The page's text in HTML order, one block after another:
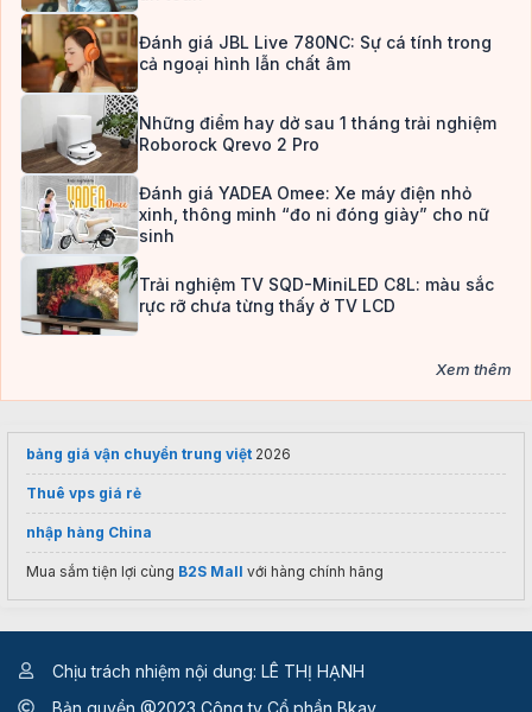
Đánh giá JBL Live 780NC: Sự cá tính trong
cả ngoại hình lẫn chất âm
Những điểm hay dở sau 1 tháng trải nghiệm
Roborock Qrevo 2 Pro
Đánh giá YADEA Omee: Xe máy điện nhỏ
xinh, thông minh “đo ni đóng giày” cho nữ
sinh
Trải nghiệm TV SQD-MiniLED C8L: màu sắc
rực rỡ chưa từng thấy ở TV LCD
Xem thêm
bảng giá vận chuyển trung việt 2026
Thuê vps giá rẻ
nhập hàng China
Mua sắm tiện lợi cùng B2S Mall với hàng chính hãng
Chịu trách nhiệm nội dung: LÊ THỊ HẠNH
Bản quyền @2023 Công ty Cổ phần Bkav